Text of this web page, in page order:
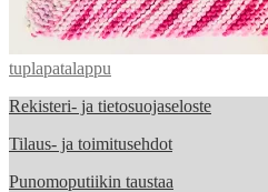
tuplapatalappu
Rekisteri- ja tietosuojaseloste
Tilaus- ja toimitusehdot
Punomoputiikin taustaa